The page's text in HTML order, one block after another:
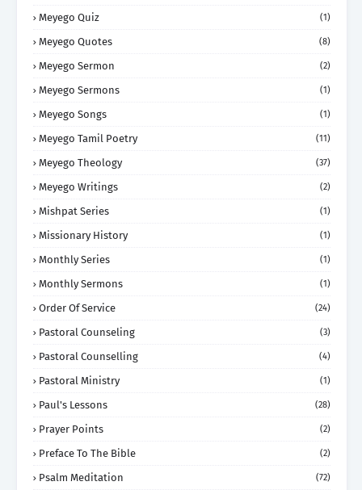
Meyego Quiz (1)
Meyego Quotes (8)
Meyego Sermon (2)
Meyego Sermons (1)
Meyego Songs (1)
Meyego Tamil Poetry (11)
Meyego Theology (37)
Meyego Writings (2)
Mishpat Series (1)
Missionary History (1)
Monthly Series (1)
Monthly Sermons (1)
Order Of Service (24)
Pastoral Counseling (3)
Pastoral Counselling (4)
Pastoral Ministry (1)
Paul's Lessons (28)
Prayer Points (2)
Preface To The Bible (2)
Psalm Meditation (72)